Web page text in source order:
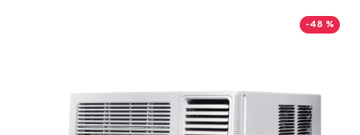
-48 %